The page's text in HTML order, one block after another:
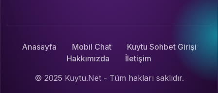
Anasayfa Mobil Chat
Kuytu Sohbet Girişi
Hakkımızda
İletişim
© 2025 Kuytu.Net - Tüm hakları saklıdır.